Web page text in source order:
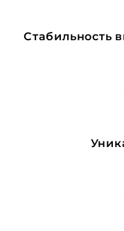
Стабильность